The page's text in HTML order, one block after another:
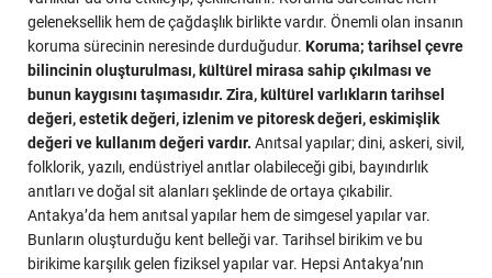
geleneksellik hem de çağdaşlık birlikte vardır. Önemli olan insanın
koruma sürecinin neresinde durduğudur. Koruma; tarihsel çevre
bilincinin oluşturulması, kültürel mirasa sahip çıkılması ve
bunun kaygısını taşımasıdır. Zira, kültürel varlıkların tarihsel
değeri, estetik değeri, izlenim ve pitoresk değeri, eskimişlik
değeri ve kullanım değeri vardır. Anıtsal yapılar; dini, askeri, sivil,
folklorik, yazılı, endüstriyel anıtlar olabileceği gibi, bayındırlık
anıtları ve doğal sit alanları şeklinde de ortaya çıkabilir.
Antakya’da hem anıtsal yapılar hem de simgesel yapılar var.
Bunların oluşturduğu kent belleği var. Tarihsel birikim ve bu
birikime karşılık gelen fiziksel yapılar var. Hepsi Antakya’nın